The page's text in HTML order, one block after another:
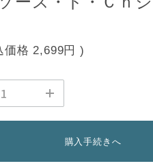
価格2,699円 )
購入手続きへ